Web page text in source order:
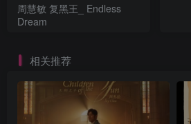
周慧敏 复黑王_ Endless
Dream
相关推荐